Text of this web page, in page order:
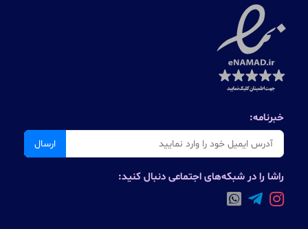
خبرنامه:
ارسال
راشا را در شبکه‌های اجتماعی دنبال کنید: